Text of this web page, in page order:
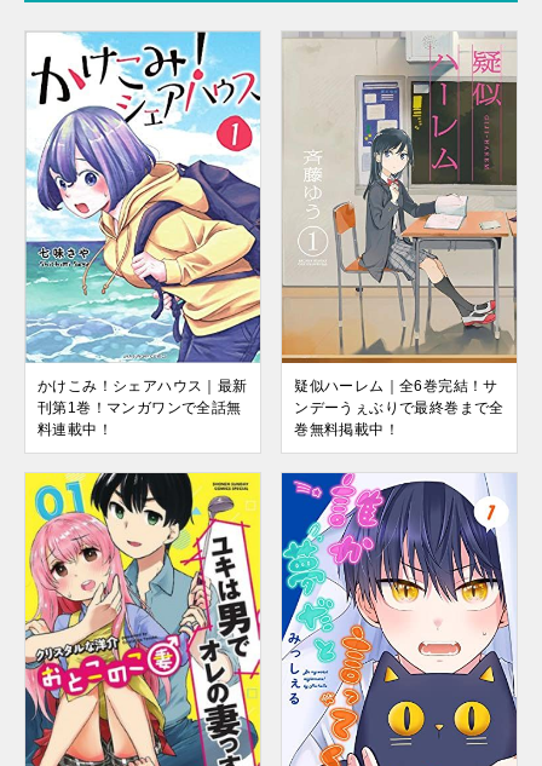
かけこみ！シェアハウス｜最新
刊第1巻！マンガワンで全話無
料連載中！
疑似ハーレム｜全6巻完結！サ
ンデーうぇぶりで最終巻まで全
巻無料掲載中！